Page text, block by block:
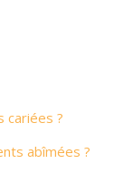
cariées ?
abîmées ?